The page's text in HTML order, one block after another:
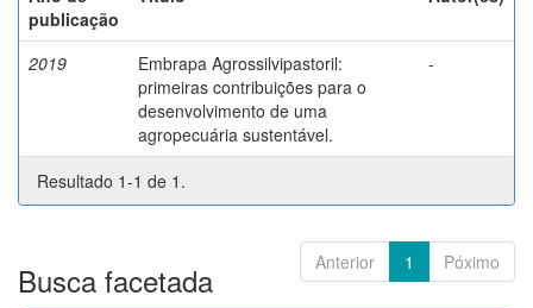
publicação
2019
Embrapa Agrossilvipastoril:
primeiras contribuições para o
desenvolvimento de uma
agropecuária sustentável.
-
Resultado 1-1 de 1.
Anterior 1 Póximo
Busca facetada